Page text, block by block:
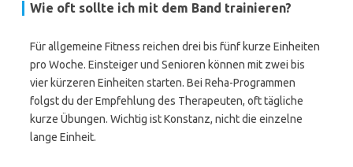
Wie oft sollte ich mit dem Band trainieren?
Für allgemeine Fitness reichen drei bis fünf kurze Einheiten
pro Woche. Einsteiger und Senioren können mit zwei bis
vier kürzeren Einheiten starten. Bei Reha-Programmen
folgst du der Empfehlung des Therapeuten, oft tägliche
kurze Übungen. Wichtig ist Konstanz, nicht die einzelne
lange Einheit.